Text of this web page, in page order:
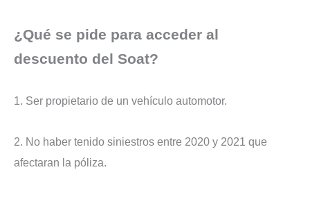
¿Qué se pide para acceder al
descuento del Soat?
1. Ser propietario de un vehículo automotor.
2. No haber tenido siniestros entre 2020 y 2021 que
afectaran la póliza.